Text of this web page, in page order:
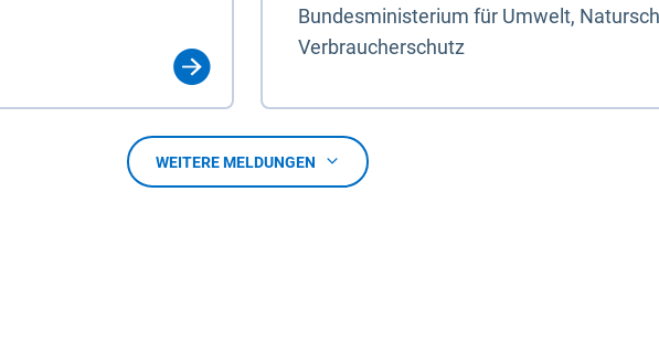
Bundesministerium für Umwelt,
Verbraucherschutz
WEITERE MELDUNGEN